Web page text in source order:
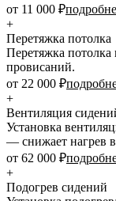
от 11 000 ₽
+
Перетяжка потолка
Перетяжка потолка
провисаний.
от 22 000 ₽
+
Вентиляция
Установка
— снижает нагрев
от 62 000 ₽
+
Подогрев сидений